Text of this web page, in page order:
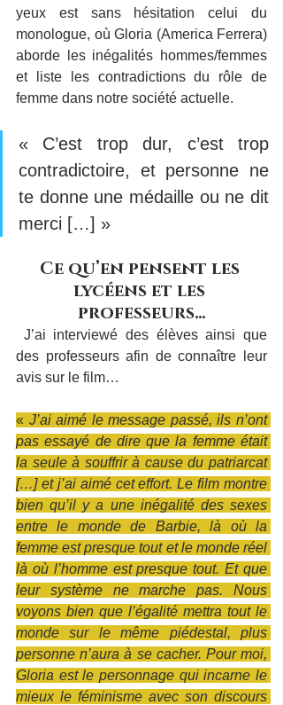
yeux est sans hésitation celui du
monologue, où Gloria (America Ferrera)
aborde les inégalités hommes/femmes
et liste les contradictions du rôle de
femme dans notre société actuelle.
« C’est trop dur, c’est trop
contradictoire, et personne ne
te donne une médaille ou ne dit
merci […] »
Ce qu’en pensent les
lycéens et les
professeurs…
des professeurs afin de connaître leur
avis sur le film…
« J’ai aimé le message passé, ils n’ont
pas essayé de dire que la femme était
la seule à souffrir à cause du patriarcat
[…] et j’ai aimé cet effort. Le film montre
bien qu’il y a une inégalité des sexes
entre le monde de Barbie, là où la
femme est presque tout et le monde réel
là où l’homme est presque tout. Et que
leur système ne marche pas. Nous
voyons bien que l’égalité mettra tout le
monde sur le même piédestal, plus
personne n’aura à se cacher. Pour moi,
Gloria est le personnage qui incarne le
mieux le féminisme avec son discours